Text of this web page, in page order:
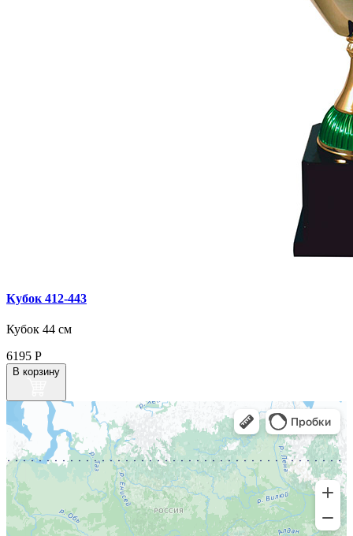
Кубок 412‑443
Кубок 44 см
6195 Р
В корзину